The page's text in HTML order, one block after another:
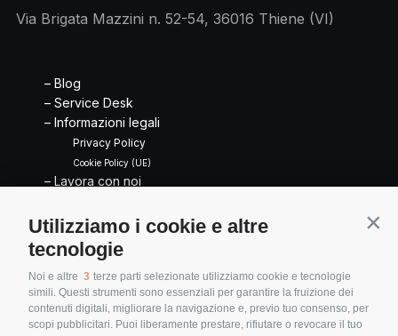
Utilizziamo i cookie e altre
tecnologie
Noi e altre 3 terze parti selezionate utilizziamo cookie e tecnologie
simili. Questi strumenti sono essenziali per garantire la fruizione dei
contenuti digitali, migliorare la navigazione e, previo tuo consenso, per
scopi pubblicitari. Puoi liberamente prestare, rifiutare o revocare il tuo
Via Brigata Mazzini n. 52-54, 36016 Thiene (VI)
– Blog
– Service Desk
– Informazioni legali
Privacy Policy
Cookie Policy (UE)
– Lavora con noi
CONTATTI
info@servintek.com
+ 39 0445 350389